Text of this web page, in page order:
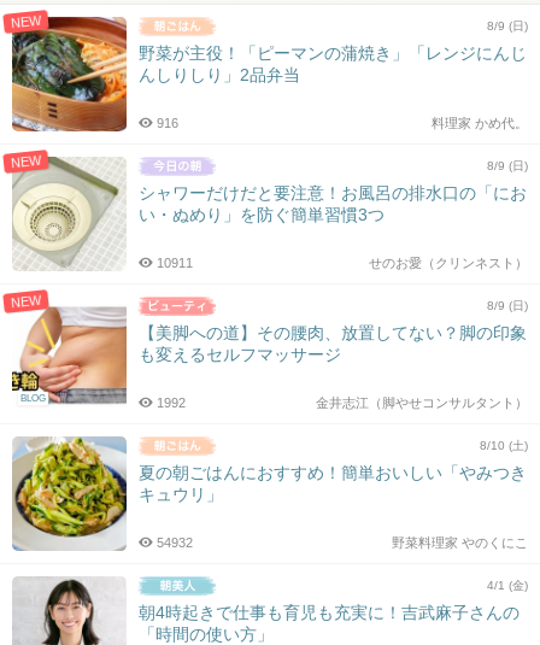
NEW 8/9 (日)
野菜が主役！「ピーマンの蒲焼き」「レンジにんじ
んしりしり」2品弁当
料理家 かめ代。
916
NEW 8/9 (日)
シャワーだけだと要注意！お風呂の排水口の「にお
い・ぬめり」を防ぐ簡単習慣3つ
せのお愛（クリンネスト）
10911
NEW
BLOG
8/9 (日)
【美脚への道】その腰肉、放置してない？脚の印象
も変えるセルフマッサージ
金井志江（脚やせコンサルタント）
1992
8/10 (土)
夏の朝ごはんにおすすめ！簡単おいしい「やみつき
キュウリ」
野菜料理家 やのくにこ
54932
4/1 (金)
朝4時起きで仕事も育児も充実に！吉武麻子さんの
「時間の使い方」